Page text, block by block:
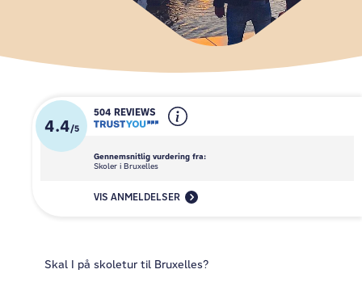
4.4/5
504 REVIEWS
Gennemsnitlig vurdering fra:
Skoler i Bruxelles
VIS ANMELDELSER
Skal I på skoletur til Bruxelles?